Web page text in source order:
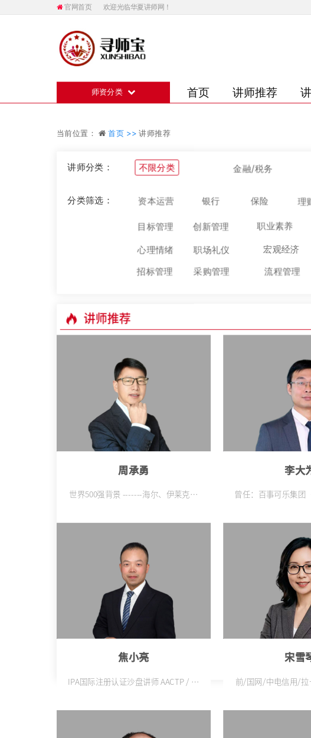
官网首页 欢迎光临华夏讲师网！
师资分类 首页 讲师推荐
当前位置： 首页 >>讲师推荐
讲师分类：
分类筛选：
不限分类 金融/税务
资本运营
目标管理 创新管理 职业素养
职场礼仪 宏观经济
心理情绪
招标管理
采购管理 流程管理
保险 理
银行
讲师推荐
周承勇
世界500强背景 -------海尔、伊莱克斯
构建高效团队，提升业绩。 内控管理
专家 -------某上市港资企业负责企业
内控管理及衔接集团内审 企业成长顾
问 -------丰富的企业管理和咨询经
验，为企业提供个性化发展 策略。助
力企业解决运营难题，实现持续增
长，深受客户信赖与好评。
李大
曾任：百事可乐集团
与饮用水行业领导者
事业部｜财务分析经
国际财富管理专
（
Management
Academy）｜财务讲
MBA / MPAcc 项目｜
资深会员（FCCA）
MBA（财务与
焦小亮
IPA国际注册认证沙盘讲师 AACTP / 锵
培训与发展负责人 曾任：嘉彰科技
宋雪
前/国网/中电信用/拉